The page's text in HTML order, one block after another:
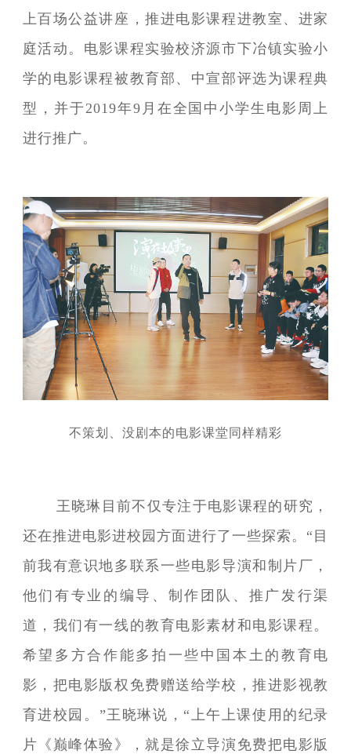
上百场公益讲座，推进电影课程进教室、进家
庭活动。电影课程实验校济源市下冶镇实验小
学的电影课程被教育部、中宣部评选为课程典
型，并于2019年9月在全国中小学生电影周上
进行推广。
不策划、没剧本的电影课堂同样精彩
王晓琳目前不仅专注于电影课程的研究，
还在推进电影进校园方面进行了一些探索。“目
前我有意识地多联系一些电影导演和制片厂，
他们有专业的编导、制作团队、推广发行渠
道，我们有一线的教育电影素材和电影课程。
希望多方合作能多拍一些中国本土的教育电
影，把电影版权免费赠送给学校，推进影视教
育进校园。”王晓琳说，“上午上课使用的纪录
片《巅峰体验》，就是徐立导演免费把电影版